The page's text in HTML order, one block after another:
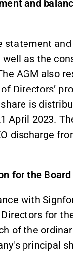
and
statement
as the
AGM also
Directors’
is
April 2023.
discharge
for the
with
for
of the
principal